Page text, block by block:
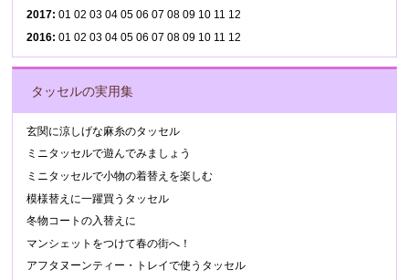
2017:01 02 03 04 05 06 07 08 09 10 11 12
2016:01 02 03 04 05 06 07 08 09 10 11 12
タッセルの実用集
玄関に涼しげな麻糸のタッセル
ミニタッセルで遊んでみましょう
ミニタッセルで小物の着替えを楽しむ
模様替えに一躍買うタッセル
冬物コートの入替えに
マンシェットをつけて春の街へ！
アフタヌーンティー・トレイで使うタッセル